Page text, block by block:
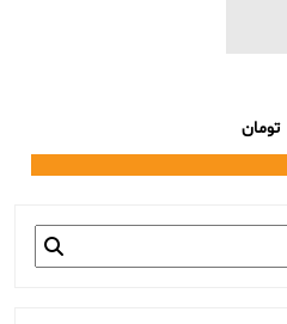
تومانCurrent
price
is: